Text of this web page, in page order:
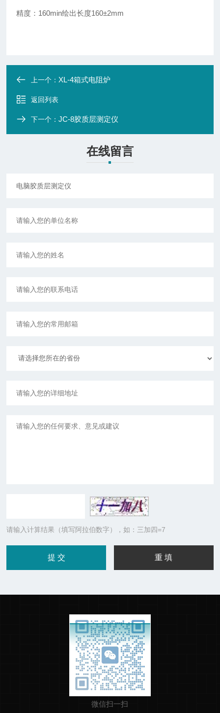
精度：160min绘出长度160±2mm
上一个： XL-4箱式电阻炉
返回列表
下一个：JC-8胶质层测定仪
在线留言
请输入计算结果（填写阿拉伯数字），如：三加四=7
微信扫一扫